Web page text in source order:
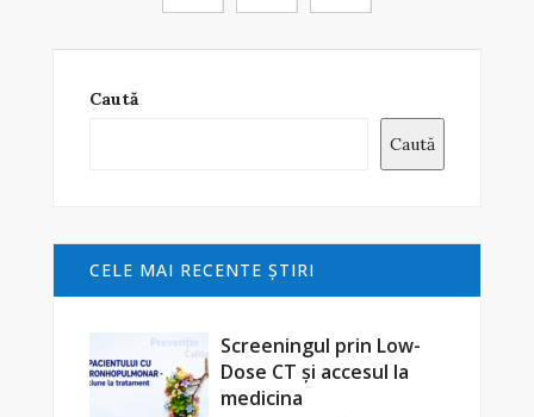
Caută
Caută
CELE MAI RECENTE ŞTIRI
Screeningul prin Low-
Dose CT și accesul la
medicina